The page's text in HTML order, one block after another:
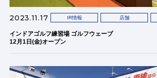
2023.11.17 IR情報 店舗
インドアゴルフ練習場 ゴルフウェーブ
12月1日(金)オープン